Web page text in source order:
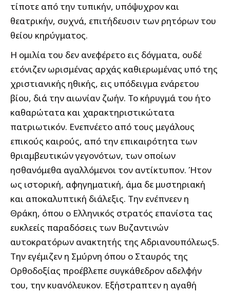
τίποτε από την τυπικήν, υπόψυχρον και
θεατρικήν, συχνά, επιτήδευσιν των ρητόρων του
θείου κηρύγματος.
Η ομιλία του δεν ανεφέρετο εις δόγματα, ουδέ
ετόνιζεν ωρισμένας αρχάς καθιερωμένας υπό της
χριστιανικής ηθικής, εις υπόδειγμα ενάρετου
βίου, διά την αιωνίαν ζωήν. Το κήρυγμά του ήτο
καθαρώτατα και χαρακτηριστικώτατα
πατριωτικόν. Ενεπνέετο από τους μεγάλους
επικούς καιρούς, από την επικαιρότητα των
θριαμβευτικών γεγονότων, των οποίων
ησθανόμεθα αγαλλόμενοι τον αντίκτυπον. Ήτον
ως ιστορική, αφηγηματική, άμα δε μυστηριακή
και αποκαλυπτική διάλεξις. Την ενέπνεεν η
Θράκη, όπου ο Ελληνικός στρατός επανίστα τας
ευκλεείς παραδόσεις των Βυζαντινών
αυτοκρατόρων ανακτητής της Αδριανουπόλεως5.
Την εγέμιζεν η Σμύρνη όπου ο Σταυρός της
Ορθοδοξίας προέβλεπε συγκάθεδρον αδελφήν
του, την κυανόλευκον. Εξήστραπτεν η αγαθή